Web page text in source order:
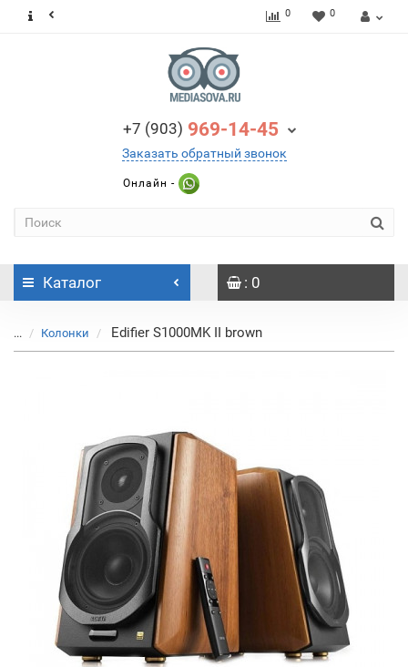
0 0
+7 (903) 969-14-45
Заказать обратный звонок
Онлайн -
Каталог : 0
... Колонки Edifier S1000MK II brown